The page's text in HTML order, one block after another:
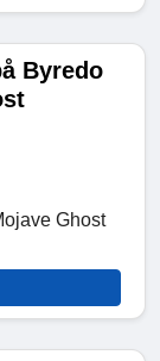
Byredo
Ghost